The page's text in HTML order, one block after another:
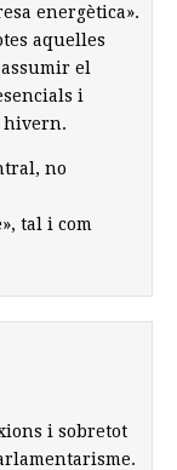
energètica».
aquelles
el
i
hivern.
no
tal i com
i sobretot